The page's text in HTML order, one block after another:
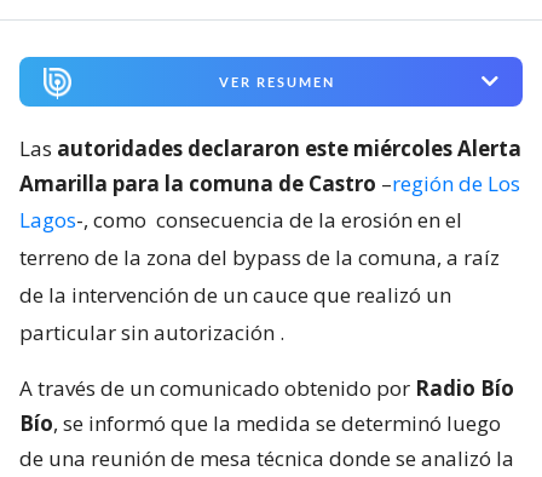
VER RESUMEN
Las autoridades declararon este miércoles Alerta
Amarilla para la comuna de Castro –región de Los
Lagos-, como consecuencia de la erosión en el
terreno de la zona del bypass de la comuna, a raíz
de la intervención de un cauce que realizó un
particular sin autorización .
A través de un comunicado obtenido por Radio Bío
Bío, se informó que la medida se determinó luego
de una reunión de mesa técnica donde se analizó la